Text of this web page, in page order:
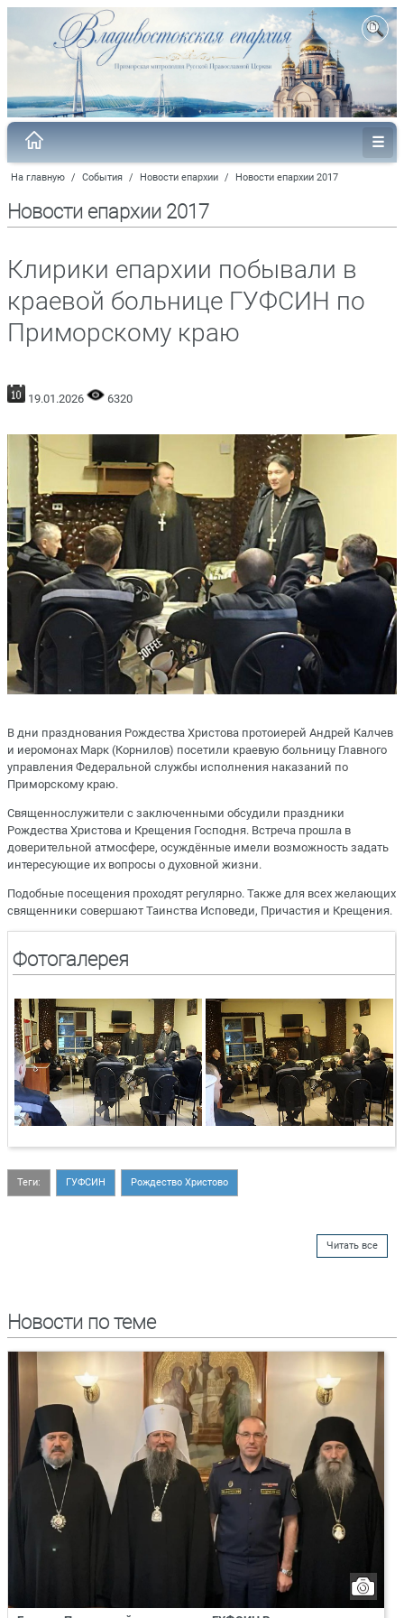
На главную / События / Новости епархии / Новости епархии 2017
Новости епархии 2017
Клирики епархии побывали в
краевой больнице ГУФСИН по
Приморскому краю
19.01.2026 6320
В дни празднования Рождества Христова протоиерей Андрей Калчев
и иеромонах Марк (Корнилов) посетили краевую больницу Главного
управления Федеральной службы исполнения наказаний по
Приморскому краю.
Священнослужители с заключенными обсудили праздники
Рождества Христова и Крещения Господня. Встреча прошла в
доверительной атмосфере, осуждённые имели возможность задать
интересующие их вопросы о духовной жизни.
Подобные посещения проходят регулярно. Также для всех желающих
священники совершают Таинства Исповеди, Причастия и Крещения.
Фотогалерея
Теги: ГУФСИН Рождество Христово
Читать все
Новости по теме